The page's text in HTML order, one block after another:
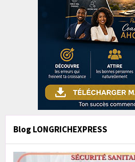
Blog LONGRICHEXPRESS